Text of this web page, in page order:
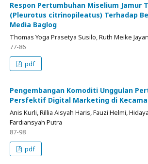
Respon Pertumbuhan Miselium Jamur
(Pleurotus citrinopileatus) Terhadap
Media Baglog
Thomas Yoga Prasetya Susilo, Ruth Meike
77-86
pdf
Pengembangan Komoditi Unggulan
Persfektif Digital Marketing di
Anis Kurli, Rillia Aisyah Haris, Fauzi Helmi,
Fardiansyah Putra
87-98
pdf